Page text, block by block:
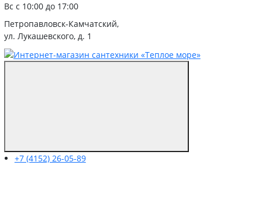
Вс с 10:00 до 17:00
Петропавловск-Камчатский,
ул. Лукашевского, д. 1
+7 (4152) 26-05-89